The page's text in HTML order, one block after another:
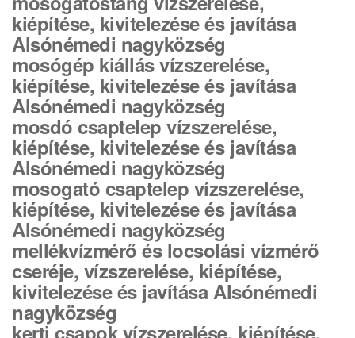
kiépítése, kivitelezése és javítása
Alsónémedi nagyközség
mosógép kiállás vízszerelése,
kiépítése, kivitelezése és javítása
Alsónémedi nagyközség
mosdó csaptelep vízszerelése,
kiépítése, kivitelezése és javítása
Alsónémedi nagyközség
mosogató csaptelep vízszerelése,
kiépítése, kivitelezése és javítása
Alsónémedi nagyközség
mellékvízmérő és locsolási vízmérő
cseréje, vízszerelése, kiépítése,
kivitelezése és javítása Alsónémedi
nagyközség
kerti csapok vízszerelése, kiépítése,